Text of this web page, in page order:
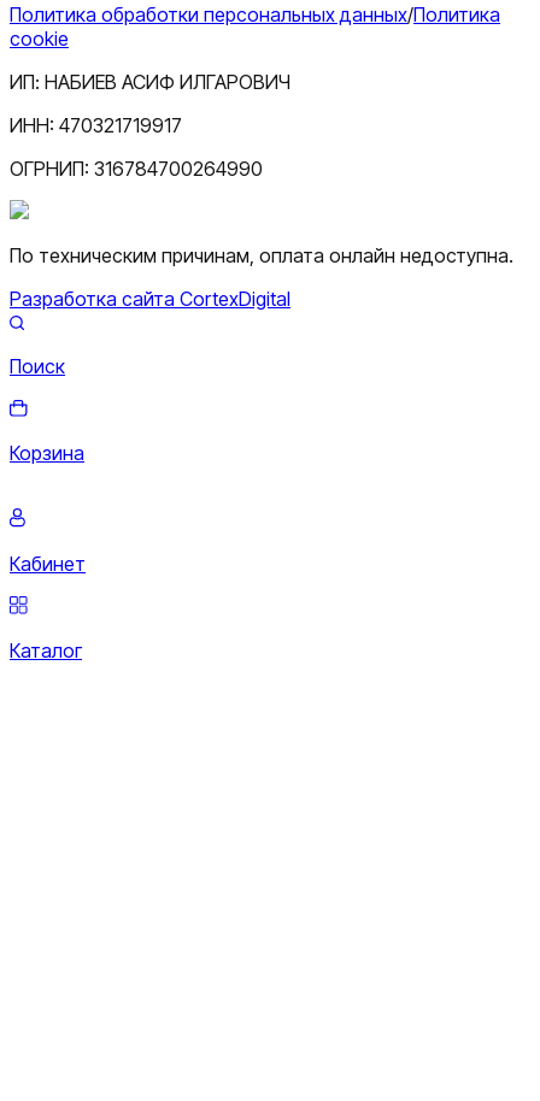
Политика обработки персональных данных/Политика
cookie
ИП: НАБИЕВ АСИФ ИЛГАРОВИЧ
ИНН: 470321719917
ОГРНИП: 316784700264990
По техническим причинам, оплата онлайн недоступна.
Разработка сайта CortexDigital
Поиск
Корзина
Кабинет
Каталог